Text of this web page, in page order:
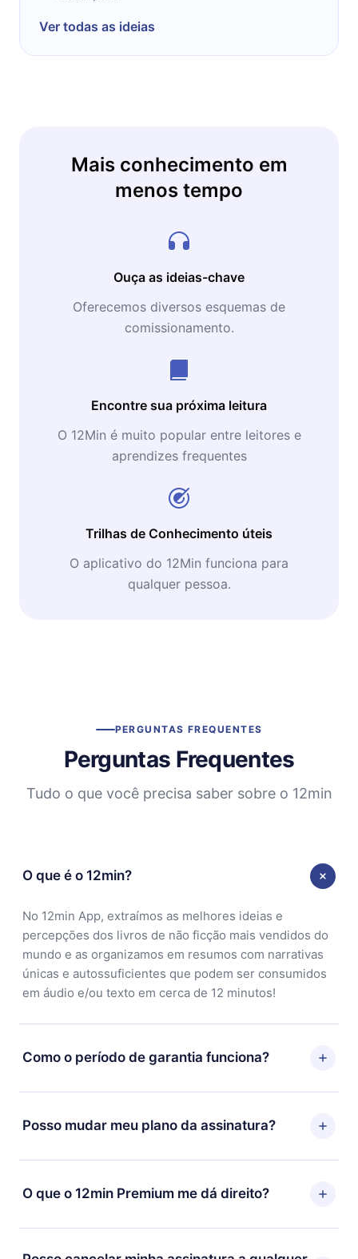
Ver todas as ideias
Mais conhecimento em
menos tempo
Ouça as ideias-chave
Oferecemos diversos esquemas de
comissionamento.
Encontre sua próxima leitura
O 12Min é muito popular entre leitores e
aprendizes frequentes
Trilhas de Conhecimento úteis
O aplicativo do 12Min funciona para
qualquer pessoa.
PERGUNTAS FREQUENTES
Perguntas Frequentes
Tudo o que você precisa saber sobre o 12min
O que é o 12min?
No 12min App, extraímos as melhores ideias e
percepções dos livros de não ficção mais vendidos do
mundo e as organizamos em resumos com narrativas
únicas e autossuficientes que podem ser consumidos
em áudio e/ou texto em cerca de 12 minutos!
Como o período de garantia funciona?
Você pode baixar nosso aplicativo e começar a
aproveitar nossa biblioteca. Se por algum motivo não
ficar satisfeito com nossa plataforma, basta entrar em
solicitar o reembolso do valor. Você receberá tudo que
Posso mudar meu plano da assinatura?
Sim, mas a mudança só se aplicará a partir do próximo
período de cobrança. Por exemplo, se você decidiu
mudar sua assinatura mensal para anual, após
O que o 12min Premium me dá direito?
O 12min Premium é um plano que te garante acesso a
toda nossa biblioteca de 2500+ títulos disponíveis em